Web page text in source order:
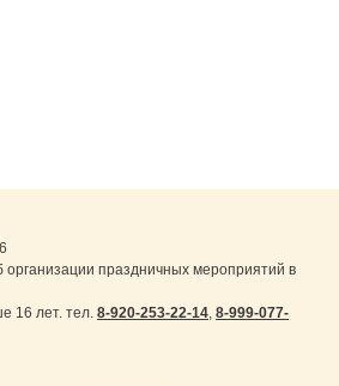
праздничных мероприятий в
16 лет. тел. 8-920-253-22-14, 8-999-077-